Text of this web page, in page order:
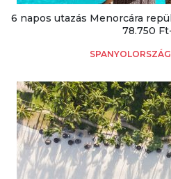
6 napos utazás Menorcára
78.750
SPANYOLORSZÁG